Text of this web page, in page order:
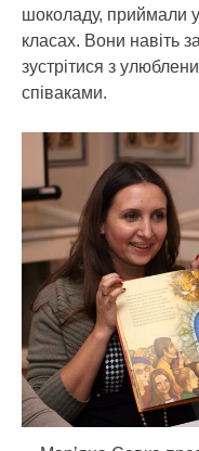
шоколаду, приймали
класах. Вони навіть
зустрітися з
співаками.